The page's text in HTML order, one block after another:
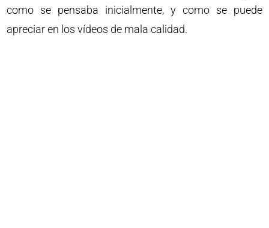
como se pensaba inicialmente, y como se puede
apreciar en los vídeos de mala calidad.